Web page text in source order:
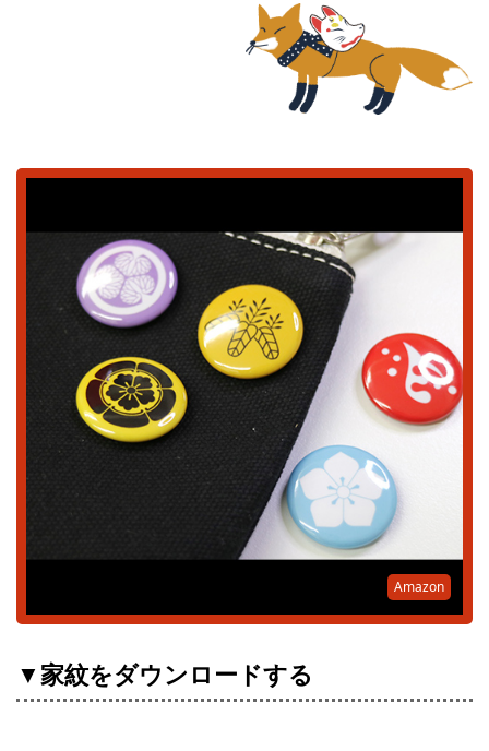
Amazon
▼家紋をダウンロードする